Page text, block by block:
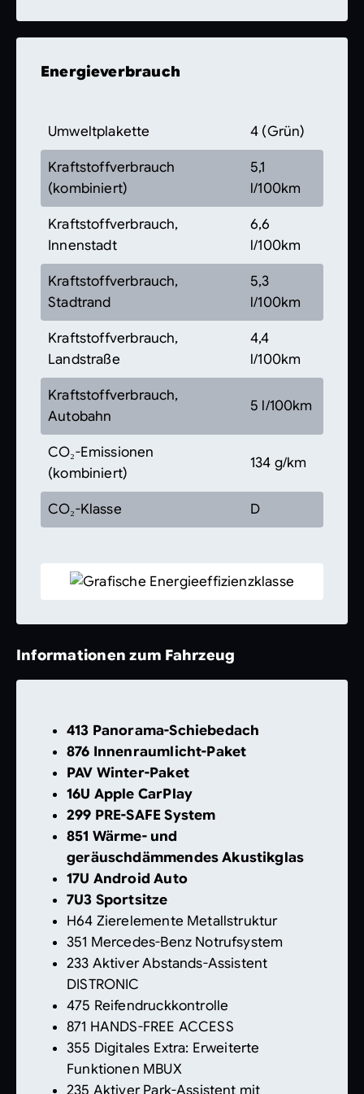
Energieverbrauch
Umweltplakette 4 (Grün)
Kraftstoffverbrauch
(kombiniert)
5,1
l/100km
Kraftstoffverbrauch,
Innenstadt
6,6
l/100km
Kraftstoffverbrauch,
Stadtrand
5,3
l/100km
Kraftstoffverbrauch,
Landstraße
4,4
l/100km
Kraftstoffverbrauch,
Autobahn
5 l/100km
CO₂-Emissionen
(kombiniert)
134 g/km
CO₂-Klasse D
Informationen zum Fahrzeug
413 Panorama-Schiebedach
876 Innenraumlicht-Paket
PAV Winter-Paket
16U Apple CarPlay
299 PRE-SAFE System
851 Wärme- und
geräuschdämmendes Akustikglas
17U Android Auto
7U3 Sportsitze
H64 Zierelemente Metallstruktur
351 Mercedes-Benz Notrufsystem
233 Aktiver Abstands-Assistent
DISTRONIC
475 Reifendruckkontrolle
871 HANDS-FREE ACCESS
355 Digitales Extra: Erweiterte
Funktionen MBUX
235 Aktiver Park-Assistent mit